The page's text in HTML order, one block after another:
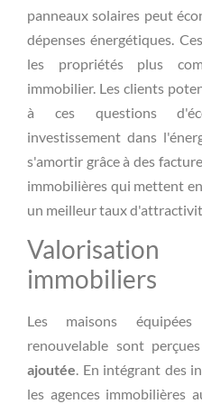
panneaux solaires peut
dépenses énergétiques.
les propriétés plus
immobilier. Les clients
à ces questions
investissement dans
s'amortir grâce à des
immobilières qui mettent
un meilleur taux
immobiliers
Les maisons
renouvelable sont
ajoutée. En intégrant des
les agences immobilières